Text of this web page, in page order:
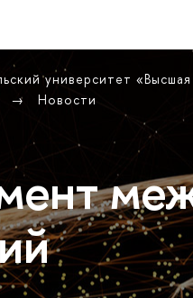
университет
Новости